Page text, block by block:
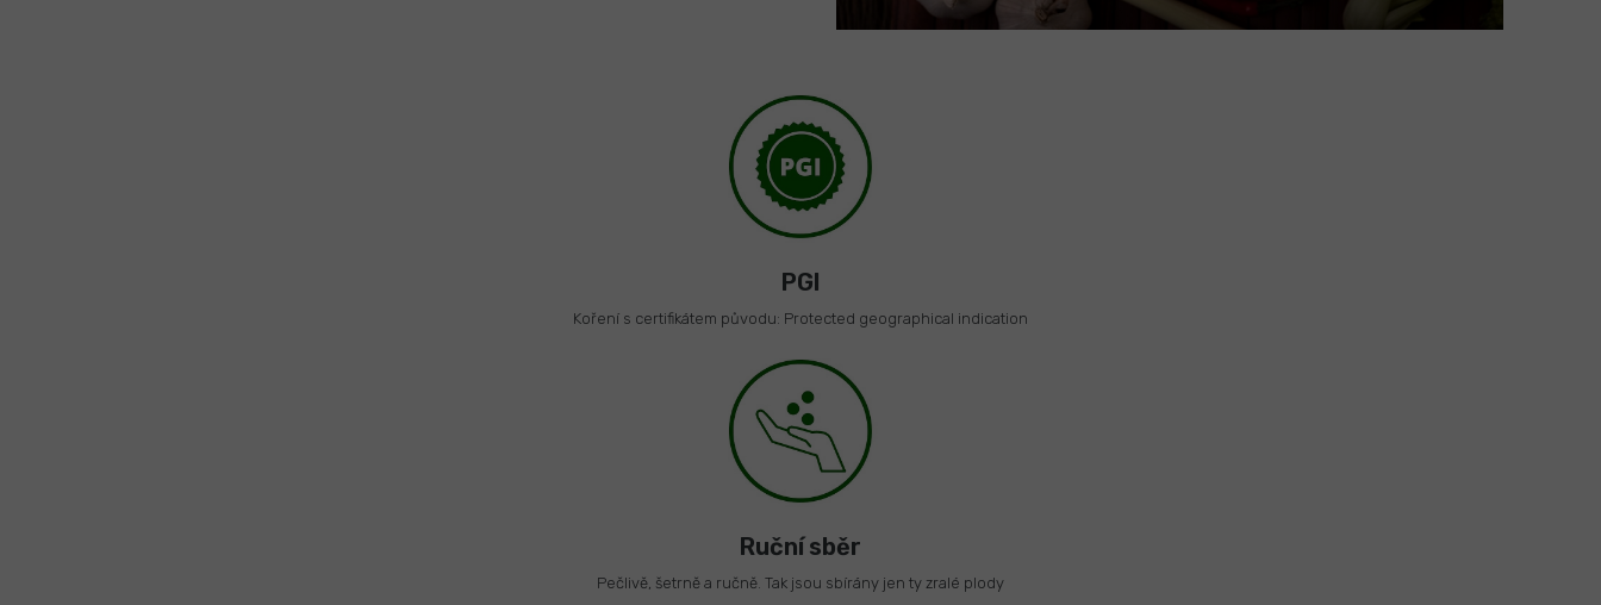
PGI
Koření s certifikátem původu: Protected geographical indication
Ruční sběr
Pečlivě, šetrně a ručně. Tak jsou sbírány jen ty zralé plody